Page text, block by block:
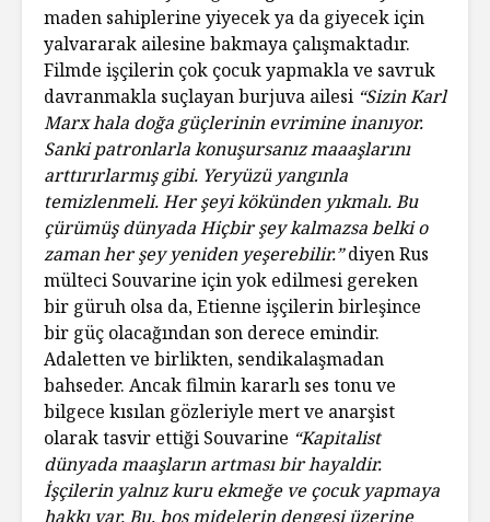
maden sahiplerine yiyecek ya da giyecek için
yalvararak ailesine bakmaya çalışmaktadır.
Filmde işçilerin çok çocuk yapmakla ve savruk
davranmakla suçlayan burjuva ailesi “Sizin Karl
Marx hala doğa güçlerinin evrimine inanıyor.
Sanki patronlarla konuşursanız maaaşlarını
arttırırlarmış gibi. Yeryüzü yangınla
temizlenmeli. Her şeyi kökünden yıkmalı. Bu
çürümüş dünyada Hiçbir şey kalmazsa belki o
zaman her şey yeniden yeşerebilir.”diyen Rus
mülteci Souvarine için yok edilmesi gereken
bir güruh olsa da, Etienne işçilerin birleşince
bir güç olacağından son derece emindir.
Adaletten ve birlikten, sendikalaşmadan
bahseder. Ancak filmin kararlı ses tonu ve
bilgece kısılan gözleriyle mert ve anarşist
olarak tasvir ettiği Souvarine “Kapitalist
dünyada maaşların artması bir hayaldir.
İşçilerin yalnız kuru ekmeğe ve çocuk yapmaya
hakkı var. Bu, boş midelerin dengesi üzerine